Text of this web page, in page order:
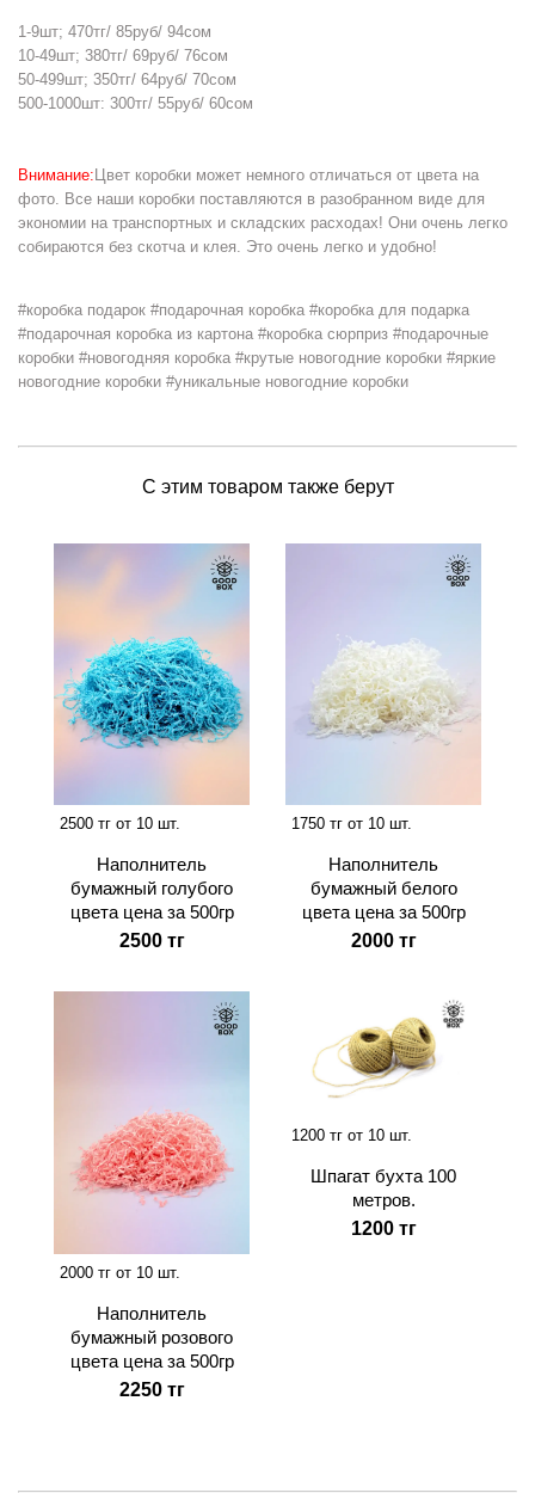
1-9шт; 470тг/ 85руб/ 94сом
10-49шт; 380тг/ 69руб/ 76сом
50-499шт; 350тг/ 64руб/ 70сом
500-1000шт: 300тг/ 55руб/ 60сом
Внимание: Цвет коробки может немного отличаться от цвета на
фото. Все наши коробки поставляются в разобранном виде для
экономии на транспортных и складских расходах! Они очень легко
собираются без скотча и клея. Это очень легко и удобно!
#коробка подарок #подарочная коробка #коробка для подарка
#подарочная коробка из картона #коробка сюрприз #подарочные
коробки #новогодняя коробка #крутые новогодние коробки #яркие
новогодние коробки #уникальные новогодние коробки
С этим товаром также берут
2500 тг от 10 шт.
Наполнитель
бумажный голубого
цвета цена за 500гр
2500 тг
1750 тг от 10 шт.
Наполнитель
бумажный белого
цвета цена за 500гр
2000 тг
2000 тг от 10 шт.
Наполнитель
бумажный розового
цвета цена за 500гр
2250 тг
1200 тг от 10 шт.
Шпагат бухта 100
метров.
1200 тг